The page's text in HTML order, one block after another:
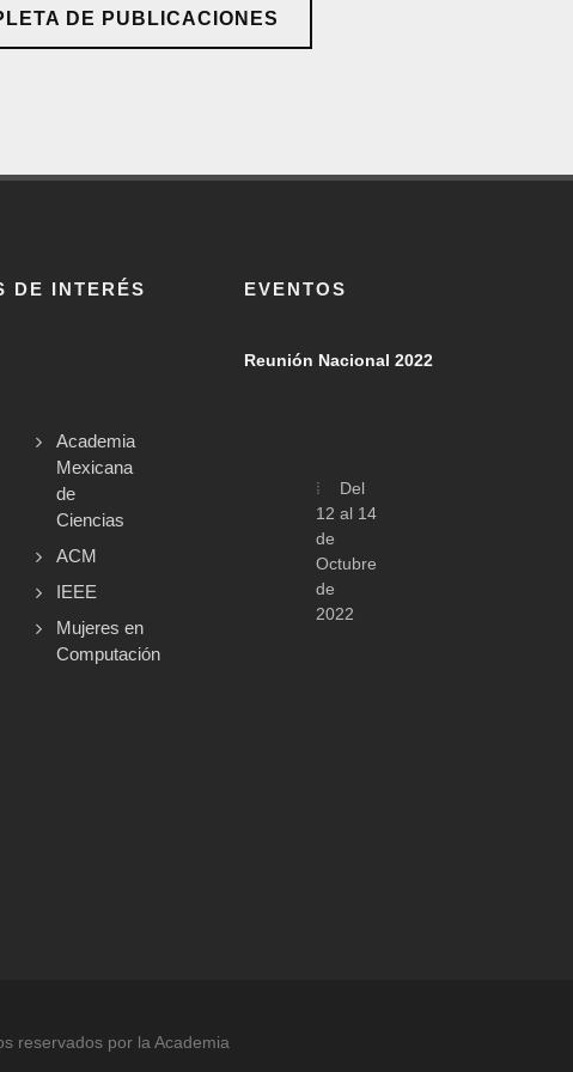
DE PUBLICACIONES
DE INTERÉS
Academia
Mexicana
de
Ciencias
ACM
IEEE
Mujeres en
Computación
EVENTOS
Reunión Nacional 2022
Del
12 al 14
de
Octubre
de
2022
reservados por la Academia